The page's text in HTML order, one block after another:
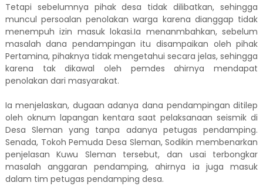
Tetapi sebelumnya pihak desa tidak dilibatkan, sehingga
muncul persoalan penolakan warga karena dianggap tidak
menempuh izin masuk lokasi.Ia menanmbahkan, sebelum
masalah dana pendampingan itu disampaikan oleh pihak
Pertamina, pihaknya tidak mengetahui secara jelas, sehingga
karena tak dikawal oleh pemdes ahirnya mendapat
penolakan dari masyarakat.
Ia menjelaskan, dugaan adanya dana pendampingan ditilep
oleh oknum lapangan kentara saat pelaksanaan seismik di
Desa Sleman yang tanpa adanya petugas pendamping.
Senada, Tokoh Pemuda Desa Sleman, Sodikin membenarkan
penjelasan Kuwu Sleman tersebut, dan usai terbongkar
masalah anggaran pendamping, ahirnya ia juga masuk
dalam tim petugas pendamping desa.